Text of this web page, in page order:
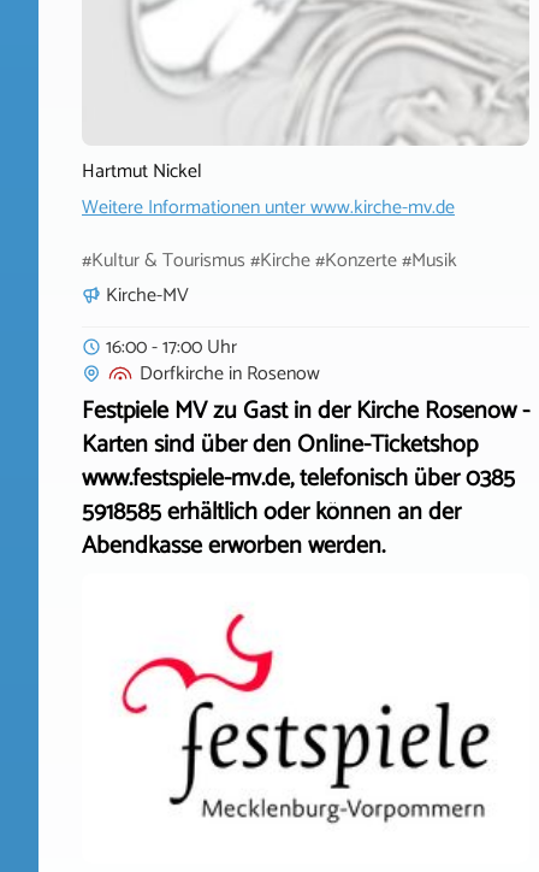
Hartmut Nickel
Weitere Informationen unterwww.kirche-mv.de
#Kultur & Tourismus #Kirche #Konzerte #Musik
Kirche-MV
16:00 - 17:00 Uhr
DorfkircheinRosenow
Festpiele MV zu Gast in der Kirche Rosenow -
Karten sind über den Online-Ticketshop
www.festspiele-mv.de, telefonisch über 0385
5918585 erhältlich oder können an der
Abendkasse erworben werden.